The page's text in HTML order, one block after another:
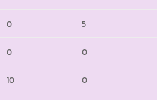
0 5
0 0
10 0